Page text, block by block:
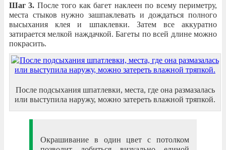
Шаг 3. После того как багет наклеен по всему периметру,
места стыков нужно зашпаклевать и дождаться полного
высыхания клея и шпаклевки. Затем все аккуратно
затирается мелкой наждачкой. Багеты по всей длине можно
покрасить.
После подсыхания шпатлевки, места, где она размазалась
или выступила наружу, можно затереть влажной тряпкой.
Окрашивание в один цвет с потолком